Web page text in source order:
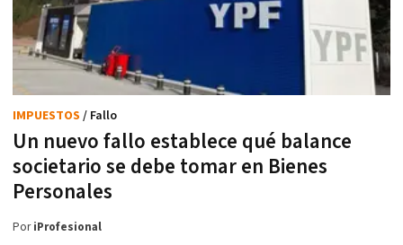
Un nuevo fallo establece qué balance
societario se debe tomar en Bienes
Personales
IMPUESTOS / Fallo
PoriProfesional